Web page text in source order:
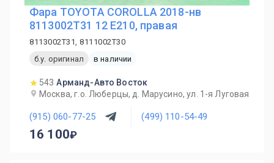
Фара TOYOTA COROLLA 2018-нв
8113002T31 12 E210, правая
8113002T31, 8111002T30
б.у. оригинал
в наличии
543 Арманд-Авто Восток
Москва, г.о. Люберцы, д. Марусино, ул. 1-я Луговая
(915) 060-77-25 (499) 110-54-49
16 100